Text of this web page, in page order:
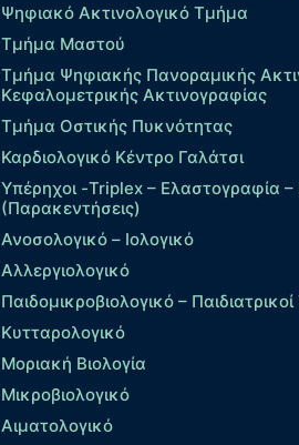
Ψηφιακό Ακτινολογικό Τμήμα
Τμήμα Μαστού
Τμήμα Ψηφιακής Πανοραμικής
Κεφαλομετρικής Ακτινογραφίας
Τμήμα Οστικής Πυκνότητας
Καρδιολογικό Κέντρο Γαλάτσι
Υπέρηχοι -Triplex – Eλαστογραφία –
(Παρακεντήσεις)
Ανοσολογικό – Ιολογικό
Αλλεργιολογικό
Παιδομικροβιολογικό –
Κυτταρολογικό
Μοριακή Βιολογία
Μικροβιολογικό
Αιματολογικό